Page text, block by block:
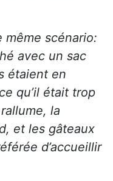
même scénario:
avec un sac
étaient en
qu’il était trop
la
et les gâteaux
d’accueillir